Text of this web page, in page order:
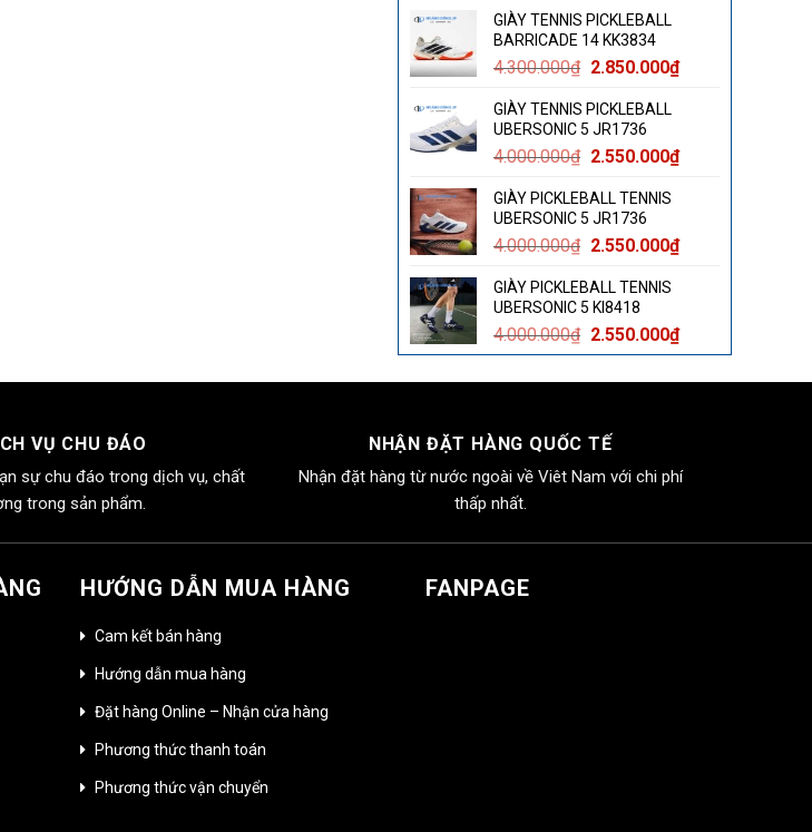
GIÀY TENNIS PICKLEBALL
BARRICADE 14 KK3834
4.300.000₫ Giá
là:
4.300.000₫.
2.850.000₫Giá
2.850.000₫.
GIÀY TENNIS PICKLEBALL
UBERSONIC 5 JR1736
4.000.000₫ Giá
là:
4.000.000₫.
2.550.000₫Giá
2.550.000₫.
GIÀY PICKLEBALL TENNIS
UBERSONIC 5 JR1736
4.000.000₫ Giá
là:
4.000.000₫.
2.550.000₫Giá
2.550.000₫.
GIÀY PICKLEBALL TENNIS
UBERSONIC 5 KI8418
4.000.000₫ Giá
gốc
là:
2.550.000₫Giá
hiện
tại
VỤ CHU ĐÁO
sự chu đáo trong dịch vụ, chất
trong sản phẩm.
NHẬN ĐẶT HÀNG QUỐC TẾ
Nhận đặt hàng từ nước ngoài về Viêt Nam với chi phí
thấp nhất.
HƯỚNG DẪN MUA HÀNG
Cam kết bán hàng
Hướng dẫn mua hàng
Đặt hàng Online – Nhận cửa hàng
Phương thức thanh toán
Phương thức vận chuyển
FANPAGE